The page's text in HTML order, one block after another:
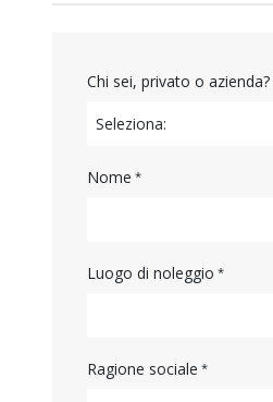
Chi sei, privato o azienda?
Nome
Luogo di noleggio
Ragione sociale